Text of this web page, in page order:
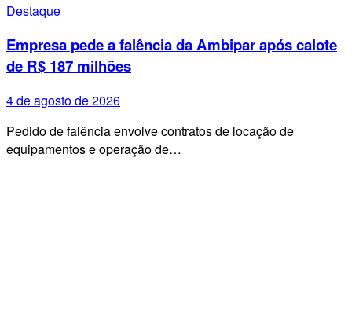
Destaque
Empresa pede a falência da Ambipar após calote
de R$ 187 milhões
4 de agosto de 2026
Pedido de falência envolve contratos de locação de
equipamentos e operação de…